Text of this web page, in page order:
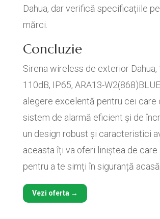
Dahua, dar verifică specificațiile
mărci.
Concluzie
Sirena wireless de exterior Dahua,
110dB, IP65, ARA13-
alegere excelentă pentru cei care
sistem de alarmă eficient și de
un design robust și caracteristici
aceasta îți va oferi liniștea de care
pentru a te simți în siguranță acasă.
Vezi oferta →